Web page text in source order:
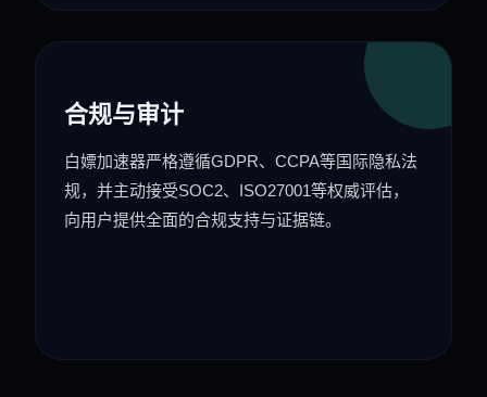
合规与审计
白嫖加速器严格遵循GDPR、CCPA等国际隐私法
规，并主动接受SOC2、ISO27001等权威评估，
向用户提供全面的合规支持与证据链。